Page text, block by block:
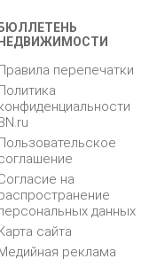
БЮЛЛЕТЕНЬ
НЕДВИЖИМОСТИ
перепечатки
на
данных
сайта
реклама